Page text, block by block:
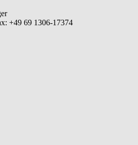
+49 69 1306-17374